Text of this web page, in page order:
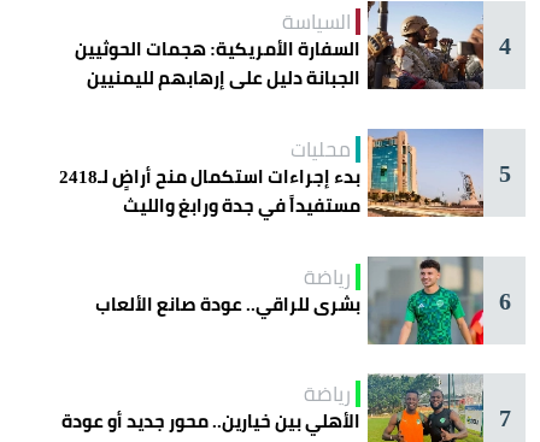
4
السياسة
السفارة الأمريكية: هجمات الحوثيين
الجبانة دليل على إرهابهم لليمنيين
5
محليات
بدء إجراءات استكمال منح أراضٍ لـ2418
مستفيداً في جدة ورابغ والليث
6
رياضة
بشرى للراقي.. عودة صانع الألعاب
7
رياضة
الأهلي بين خيارين.. محور جديد أو عودة